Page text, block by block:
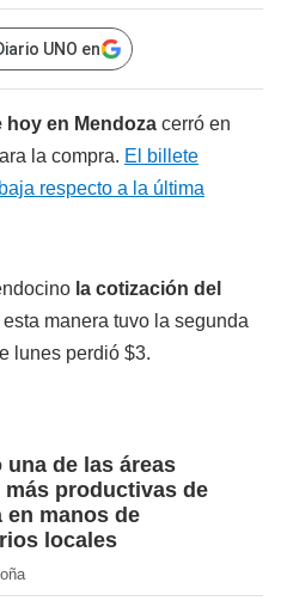
UNO en
hoy en Mendoza cerró en
la compra. El billete
respecto a la última
la cotización del
esta manera tuvo la segunda
lunes perdió $3.
una de las áreas
más productivas de
en manos de
locales